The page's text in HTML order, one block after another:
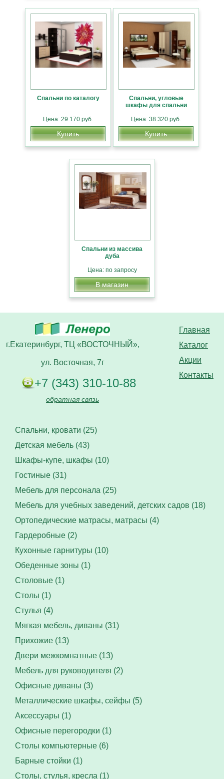
Спальни по каталогу
Цена: 29 170 руб.
Купить
Спальни, угловые
шкафы для спальни
Цена: 38 320 руб.
Купить
Спальни из массива
дуба
Цена: по запросу
В магазин
Главная
Каталог
Акции
Контакты
г.Екатеринбург, ТЦ «ВОСТОЧНЫЙ»,
ул. Восточная, 7г
+7 (343) 310-10-88
обратная связь
Спальни, кровати (25)
Детская мебель (43)
Шкафы-купе, шкафы (10)
Гостиные (31)
Мебель для персонала (25)
Мебель для учебных заведений, детских садов (18)
Ортопедические матрасы, матрасы (4)
Гардеробные (2)
Кухонные гарнитуры (10)
Обеденные зоны (1)
Столовые (1)
Столы (1)
Стулья (4)
Мягкая мебель, диваны (31)
Прихожие (13)
Двери межкомнатные (13)
Мебель для руководителя (2)
Офисные диваны (3)
Металлические шкафы, сейфы (5)
Аксессуары (1)
Офисные перегородки (1)
Столы компьютерные (6)
Барные стойки (1)
Столы, стулья, кресла (1)